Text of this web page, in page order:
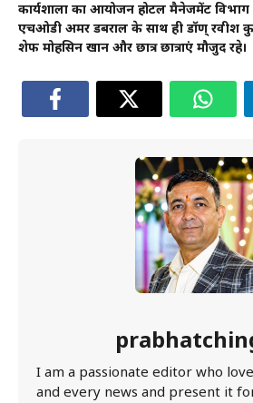
कार्यशाला का आयोजन होटल मैनेजमेंट विभाग
एचओडी अमर डबराल के साथ ही डॉण् रवीश
शेफ मोहसिन खान और छात्र छात्राएं मौजुद रहे।
I am a passionate editor who
and every news and present it